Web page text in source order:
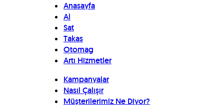
Anasayfa
Al
Sat
Takas
Otomag
Artı Hizmetler
Kampanyalar
Nasıl Çalışır
Müşterilerimiz Ne Diyor?